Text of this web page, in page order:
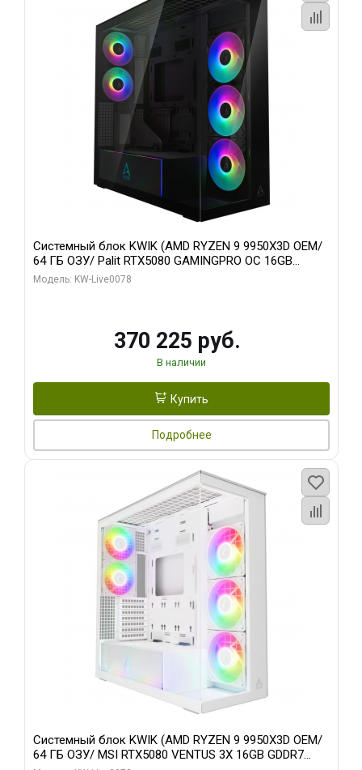
Системный блок KWIK (AMD RYZEN 9 9950X3D OEM/
64 ГБ ОЗУ/ Palit RTX5080 GAMINGPRO OC 16GB
GDDR7 256bit 3xDP HD/ 1 ТБ SSD)
Модель: KW-Live0078
370 225 руб.
В наличии
Купить
Подробнее
Системный блок KWIK (AMD RYZEN 9 9950X3D OEM/
64 ГБ ОЗУ/ MSI RTX5080 VENTUS 3X 16GB GDDR7